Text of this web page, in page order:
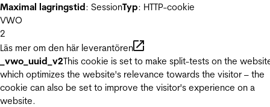
Maximal lagringstid: SessionTyp: HTTP-cookie
VWO
2
Läs mer om den här leverantören
_vwo_uuid_v2This cookie is set to make split-tests on the
which optimizes the website's relevance towards the visitor – the
cookie can also be set to improve the visitor's experience on a
website.